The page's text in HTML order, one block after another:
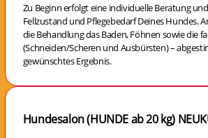
Zu Beginn erfolgt eine individuelle Beratung
Fellzustand und Pflegebedarf Deines Hundes.
die Behandlung das Baden, Föhnen sowie die
(Schneiden/Scheren und Ausbürsten) –
gewünschtes Ergebnis.
Hundesalon (HUNDE ab 20 kg)